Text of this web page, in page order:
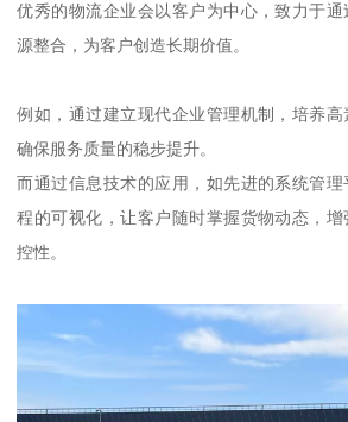
优秀的物流企业会以客户为中心，致力于
源整合，为客户创造长期价值。
例如，通过建立现代企业管理机制，培养
确保服务质量的稳步提升。
而通过信息技术的应用，如先进的系统管
程的可视化，让客户随时掌握货物动态，
控性。